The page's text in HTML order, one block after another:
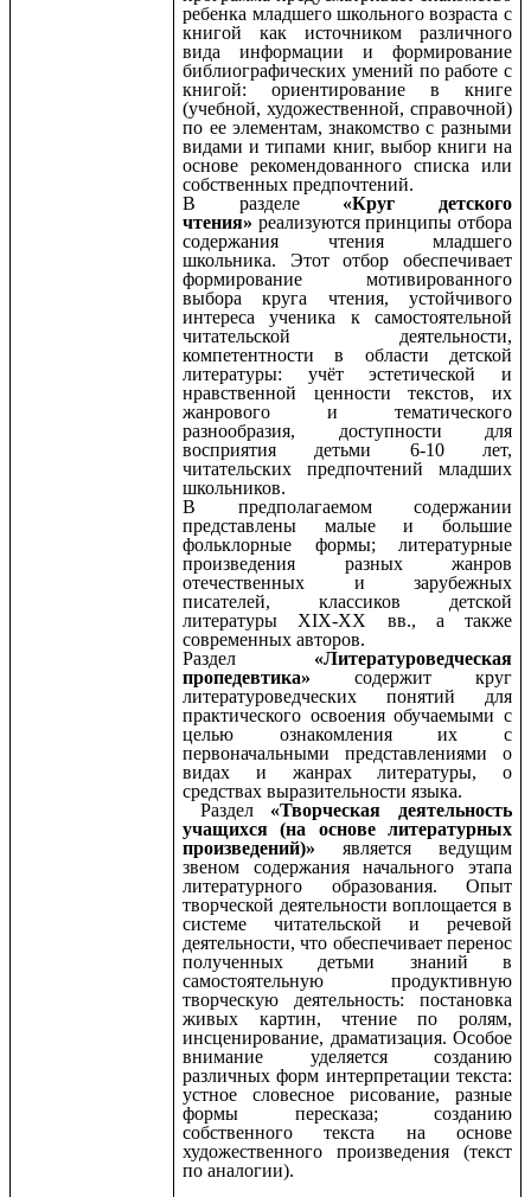
ребенка младшего школьного возраста с
книгой как источником различного
вида информации и формирование
библиографических умений по работе с
книгой: ориентирование в книге
(учебной, художественной, справочной)
по ее элементам, знакомство с разными
видами и типами книг, выбор книги на
основе рекомендованного списка или
собственных предпочтений.
В разделе «Круг детского
чтения» реализуются принципы отбора
содержания чтения младшего
школьника. Этот отбор обеспечивает
формирование мотивированного
выбора круга чтения, устойчивого
интереса ученика к самостоятельной
читательской деятельности,
компетентности в области детской
литературы: учёт эстетической и
нравственной ценности текстов, их
жанрового и тематического
разнообразия, доступности для
восприятия детьми 6-10 лет,
читательских предпочтений младших
школьников.
В предполагаемом содержании
представлены малые и большие
фольклорные формы; литературные
произведения разных жанров
отечественных и зарубежных
писателей, классиков детской
литературы XIX-XX вв., а также
современных авторов.
Раздел «Литературоведческая
пропедевтика»
содержит круг
литературоведческих понятий для
практического освоения обучаемыми с
целью ознакомления их с
первоначальными представлениями о
видах и жанрах литературы, о
средствах выразительности языка.
Раздел «Творческая деятельность
учащихся (на основе литературных
произведений)»
является ведущим
звеном содержания начального этапа
литературного образования. Опыт
творческой деятельности воплощается в
системе читательской и речевой
деятельности, что обеспечивает перенос
полученных детьми знаний в
самостоятельную продуктивную
творческую деятельность: постановка
живых картин, чтение по ролям,
инсценирование, драматизация. Особое
внимание уделяется созданию
различных форм интерпретации текста:
устное словесное рисование, разные
формы пересказа; созданию
собственного текста на основе
художественного произведения (текст
по аналогии).